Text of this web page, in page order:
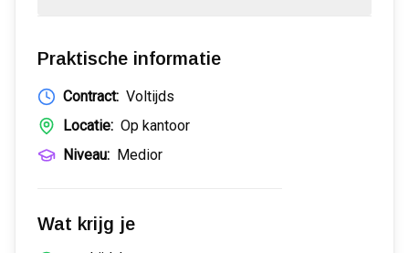
Praktische informatie
Contract: Voltijds
Locatie: Op kantoor
Niveau: Medior
Wat krijg je